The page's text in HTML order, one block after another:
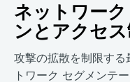
ネットワー
ンとアクセ
攻撃の拡散を制限す
トワーク セグメンテ